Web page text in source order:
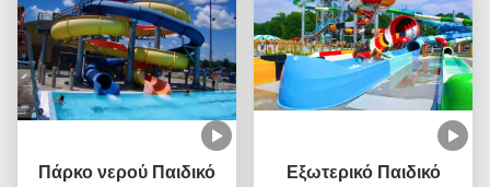
Πάρκο νερού Παιδικό
Εξωτερικό Παιδικό